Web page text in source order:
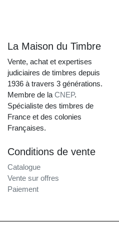
La Maison du Timbre
Vente, achat et expertises
judiciaires de timbres depuis
1936 à travers 3 générations.
Membre de la CNEP.
Spécialiste des timbres de
France et des colonies
Françaises.
Conditions de vente
Catalogue
Vente sur offres
Paiement